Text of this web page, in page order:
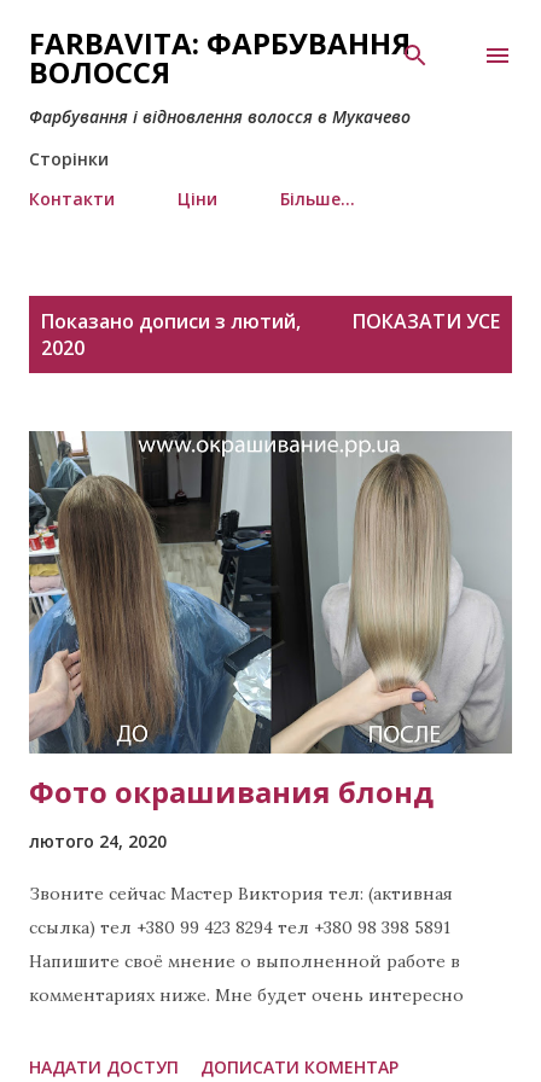
Перейти до основного вмісту
FARBAVITA: ФАРБУВАННЯ
ВОЛОССЯ
Фарбування і відновлення волосся в Мукачево
Сторінки
Контакти
Ціни Більше…
Показано дописи з лютий,
2020
ПОКАЗАТИ УСЕ
Фото окрашивания блонд
лютого 24, 2020
Звоните сейчас Мастер Виктория тел: (активная
ссылка) тел +380 99 423 8294 тел +380 98 398 5891
Напишите своё мнение о выполненной работе в
комментариях ниже. Мне будет очень интересно
выполненных работ: Колорирование Харьков
НАДАТИ ДОСТУП ДОПИСАТИ КОМЕНТАР